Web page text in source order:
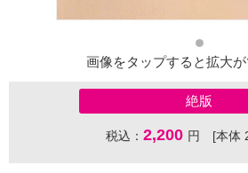
画像をタップすると拡大が
絶版
税込： 2,200 円 [本体